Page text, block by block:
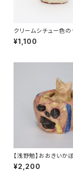
クリームシチュー色の
谷寿恵／一点物 陶器】
¥1,100
【浅野勉】おおきいか
（一点物陶器）
¥2,200